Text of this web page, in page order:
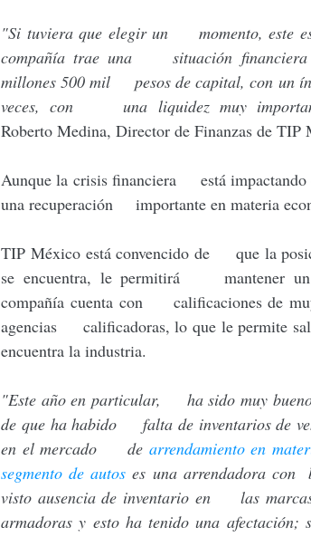
"Si tuviera que elegir un     momento, este
compañía trae una     situación
millones 500 mil     pesos de capital, con un
veces, con     una liquidez muy
Roberto Medina, Director de Finanzas de TIP
Aunque la crisis financiera     está
una recuperación     importante en materia
TIP México está convencido de     que la
se encuentra, le permitirá     mantener
compañía cuenta con     calificaciones de
agencias     calificadoras, lo que le permite
encuentra la industria.
"Este año en particular,     ha sido muy
de que ha habido     falta de inventarios de
en el mercado     de arrendamiento en
segmento de autos es una arrendadora con
visto ausencia de inventario en     las
armadoras y esto ha tenido una afectación;